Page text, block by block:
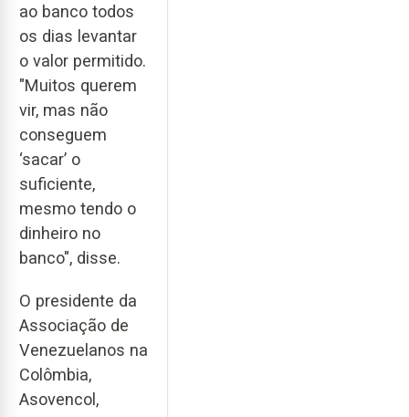
ao banco todos
os dias levantar
o valor permitido.
"Muitos querem
vir, mas não
conseguem
‘sacar’ o
suficiente,
mesmo tendo o
dinheiro no
banco", disse.
O presidente da
Associação de
Venezuelanos na
Colômbia,
Asovencol,